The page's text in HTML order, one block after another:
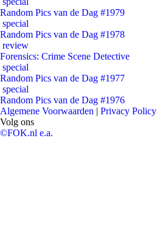
Random Pics van de Dag #1979
special
Random Pics van de Dag #1978
review
Forensics: Crime Scene Detective
special
Random Pics van de Dag #1977
special
Random Pics van de Dag #1976
Algemene Voorwaarden | Privacy Policy
Volg ons
©FOK.nl e.a.